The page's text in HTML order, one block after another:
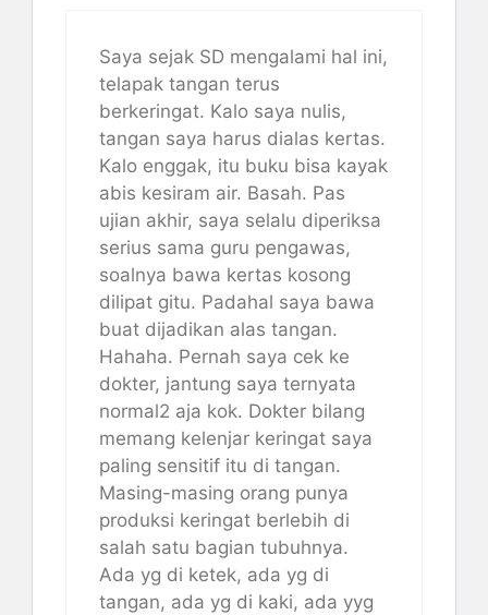
Saya sejak SD mengalami hal ini,
telapak tangan terus
berkeringat. Kalo saya nulis,
tangan saya harus dialas kertas.
Kalo enggak, itu buku bisa kayak
abis kesiram air. Basah. Pas
ujian akhir, saya selalu diperiksa
serius sama guru pengawas,
soalnya bawa kertas kosong
dilipat gitu. Padahal saya bawa
buat dijadikan alas tangan.
Hahaha. Pernah saya cek ke
dokter, jantung saya ternyata
normal2 aja kok. Dokter bilang
memang kelenjar keringat saya
paling sensitif itu di tangan.
Masing-masing orang punya
produksi keringat berlebih di
salah satu bagian tubuhnya.
Ada yg di ketek, ada yg di
tangan, ada yg di kaki, ada yyg